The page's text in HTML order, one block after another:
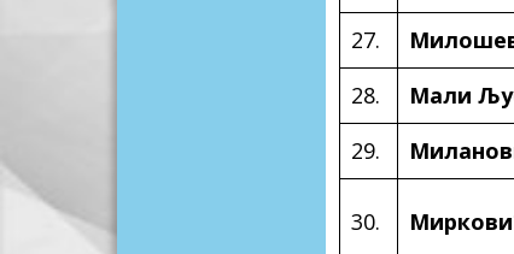
27.
28.
Мали
29.
30.